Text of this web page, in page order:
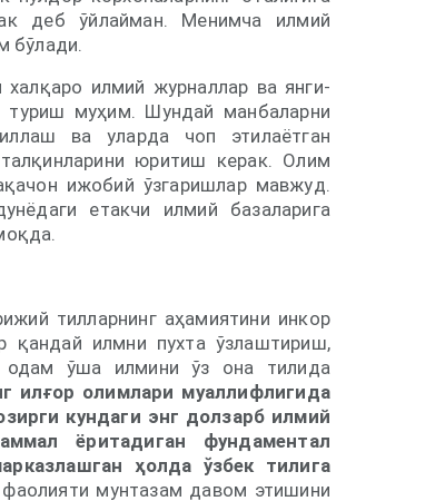
деб ўйлайман. Менимча илмий
бўлади.
илмий журналлар ва янги-
туриш муҳим. Шундай манбаларни
ва уларда чоп этилаётган
юритиш керак. Олим
ижобий ўзгаришлар мавжуд.
етакчи илмий базаларига
тилларнинг аҳамиятини инкор
қандай илмни пухта ўзлаштириш,
одам ўша илмини ўз она тилида
илғор олимлари муаллифлигида
кундаги энг долзарб илмий
ёритадиган фундаментал
ҳолда ўзбек тилига
мунтазам давом этишини